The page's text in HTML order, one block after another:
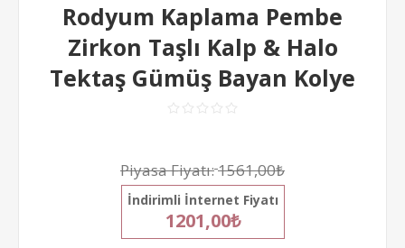
Rodyum Kaplama Pembe
Zirkon Taşlı Kalp & Halo
Tektaş Gümüş Bayan Kolye
Piyasa Fiyatı:1561,00₺
İndirimli İnternet Fiyatı
1201,00₺